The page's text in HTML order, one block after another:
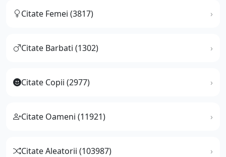
Citate Femei (3817)
Citate Barbati (1302)
Citate Copii (2977)
Citate Oameni (11921)
Citate Aleatorii (103987)